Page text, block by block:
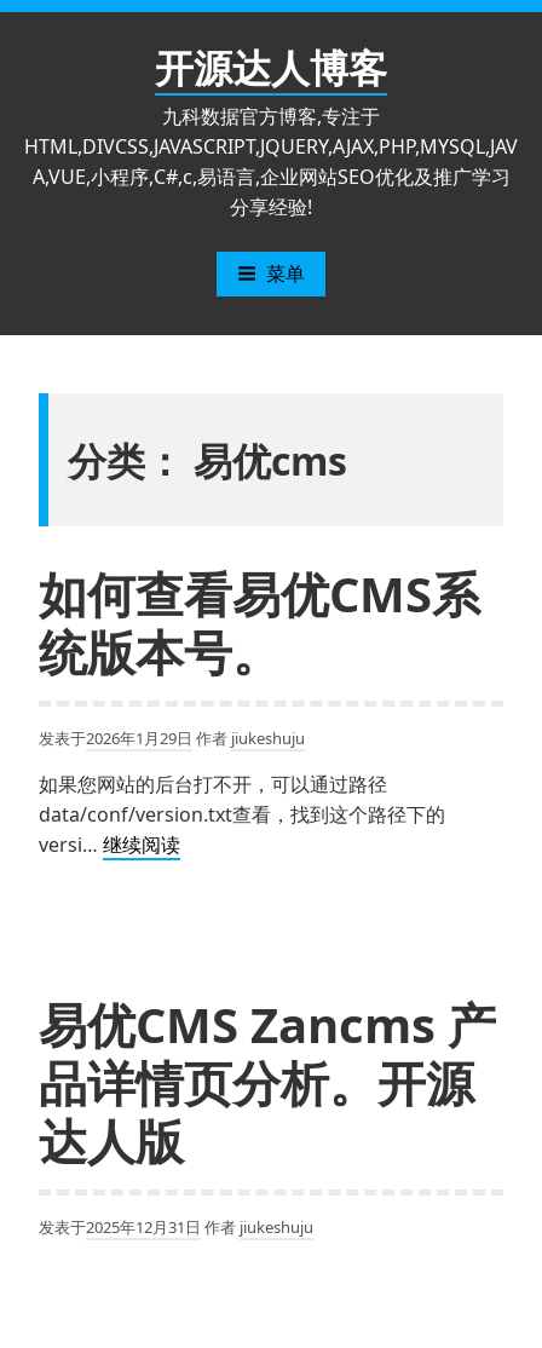
跳
开源达人博客
九科数据官方博客,专注于
HTML,DIVCSS,JAVASCRIPT,JQUERY,AJAX,PHP,MYSQL,JAV
A,VUE,小程序,C#,c,易语言,企业网站SEO优化及推广学习
分享经验!
菜单
分类： 易优cms
如何查看易优CMS系
统版本号。
发表于2026年1月29日 作者 jiukeshuju
如果您网站的后台打不开，可以通过路径
data/conf/version.txt查看，找到这个路径下的
versi… 继续阅读如
CMS
系
统
版
易优CMS Zancms 产
品详情页分析。开源
达人版
发表于2025年12月31日 作者 jiukeshuju